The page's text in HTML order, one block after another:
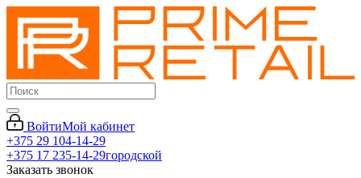
ВойтиМой кабинет
+375 29 104-14-29
+375 17 235-14-29городской
Заказать звонок